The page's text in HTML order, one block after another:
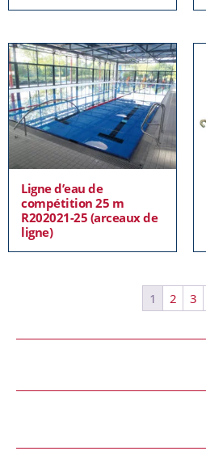
Ligne d’eau de
compétition 25 m
R202021-25 (arceaux de
ligne)
1 2 3